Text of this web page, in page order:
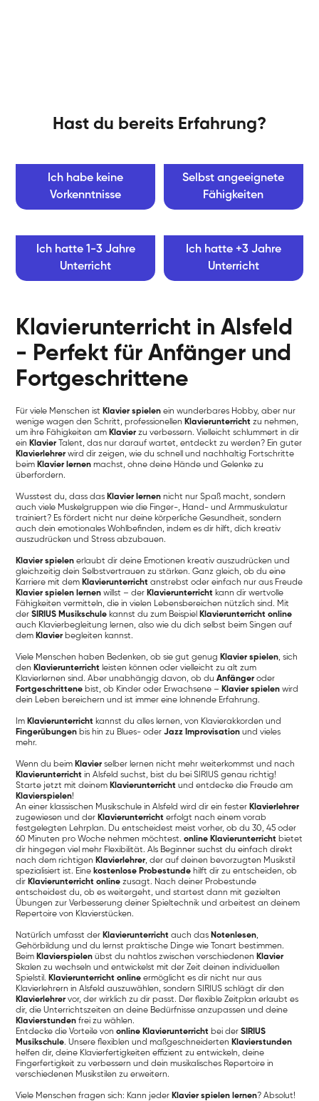
Hast du bereits Erfahrung?
Ich habe keine
Vorkenntnisse
Selbst angeeignete
Fähigkeiten
Ich hatte 1-3 Jahre
Unterricht
Ich hatte +3 Jahre
Unterricht
Klavierunterricht in Alsfeld
- Perfekt für Anfänger und
Fortgeschrittene
Für viele Menschen ist Klavier spielen ein wunderbares Hobby, aber nur
wenige wagen den Schritt, professionellen Klavierunterricht zu nehmen,
um ihre Fähigkeiten am Klavier zu verbessern. Vielleicht schlummert in dir
ein Klavier Talent, das nur darauf wartet, entdeckt zu werden? Ein guter
Klavierlehrer wird dir zeigen, wie du schnell und nachhaltig Fortschritte
beim Klavier lernen machst, ohne deine Hände und Gelenke zu
überfordern.
Wusstest du, dass das Klavier lernen nicht nur Spaß macht, sondern
auch viele Muskelgruppen wie die Finger-, Hand- und Armmuskulatur
trainiert? Es fördert nicht nur deine körperliche Gesundheit, sondern
auch dein emotionales Wohlbefinden, indem es dir hilft, dich kreativ
auszudrücken und Stress abzubauen.
Klavier spielen erlaubt dir deine Emotionen kreativ auszudrücken und
gleichzeitig dein Selbstvertrauen zu stärken. Ganz gleich, ob du eine
Karriere mit dem Klavierunterricht anstrebst oder einfach nur aus Freude
Klavier spielen lernen willst – der Klavierunterricht kann dir wertvolle
Fähigkeiten vermitteln, die in vielen Lebensbereichen nützlich sind. Mit
derSIRIUS Musikschule kannst du zum Beispiel Klavierunterricht online
auch Klavierbegleitung lernen, also wie du dich selbst beim Singen auf
dem Klavier begleiten kannst.
Viele Menschen haben Bedenken, ob sie gut genug Klavier spielen, sich
den Klavierunterricht leisten können oder vielleicht zu alt zum
Klavierlernen sind. Aber unabhängig davon, ob duAnfänger oder
Fortgeschrittene bist, ob Kinder oder Erwachsene – Klavier spielen wird
dein Leben bereichern und ist immer eine lohnende Erfahrung.
Im Klavierunterricht kannst du alles lernen, von Klavierakkorden und
Fingerübungen bis hin zu Blues- oderJazz Improvisation und vieles
mehr.
Wenn du beim Klavier selber lernen nicht mehr weiterkommst und nach
Klavierunterricht in Alsfeld suchst, bist du bei SIRIUS genau richtig!
Starte jetzt mit deinem Klavierunterricht und entdecke die Freude am
Klavierspielen!
An einer klassischen Musikschule in Alsfeld wird dir ein fester Klavierlehrer
zugewiesen und der Klavierunterricht erfolgt nach einem vorab
festgelegten Lehrplan. Du entscheidest meist vorher, ob du 30, 45 oder
60 Minuten pro Woche nehmen möchtest.online Klavierunterricht bietet
dir hingegen viel mehr Flexibilität. Als Beginner suchst du einfach direkt
nach dem richtigen Klavierlehrer, der auf deinen bevorzugten Musikstil
spezialisiert ist. Eine kostenlose Probestunde hilft dir zu entscheiden, ob
dir Klavierunterricht online zusagt. Nach deiner Probestunde
entscheidest du, ob es weitergeht, und startest dann mit gezielten
Übungen zur Verbesserung deiner Spieltechnik und arbeitest an deinem
Repertoire von Klavierstücken.
Natürlich umfasst der Klavierunterricht auch das Notenlesen,
Gehörbildung und du lernst praktische Dinge wie Tonart bestimmen.
Beim Klavierspielen übst du nahtlos zwischen verschiedenen Klavier
Skalen zu wechseln und entwickelst mit der Zeit deinen individuellen
Spielstil. Klavierunterricht online ermöglicht es dir nicht nur aus
Klavierlehrern in Alsfeld auszuwählen, sondern SIRIUS schlägt dir den
Klavierlehrer vor, der wirklich zu dir passt. Der flexible Zeitplan erlaubt es
dir, die Unterrichtszeiten an deine Bedürfnisse anzupassen und deine
Klavierstunden frei zu wählen.
Entdecke die Vorteile vononline Klavierunterricht bei derSIRIUS
Musikschule. Unsere flexiblen und maßgeschneiderten Klavierstunden
helfen dir, deine Klavierfertigkeiten effizient zu entwickeln, deine
Fingerfertigkeit zu verbessern und dein musikalisches Repertoire in
verschiedenen Musikstilen zu erweitern.
Viele Menschen fragen sich: Kann jeder Klavier spielen lernen? Absolut!